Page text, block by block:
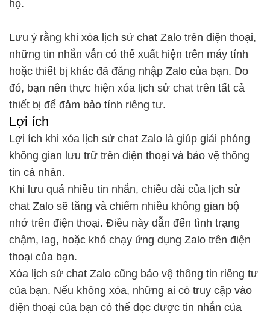
họ.
Lưu ý rằng khi xóa lịch sử chat Zalo trên điện thoại,
những tin nhắn vẫn có thể xuất hiện trên máy tính
hoặc thiết bị khác đã đăng nhập Zalo của bạn. Do
đó, bạn nên thực hiện xóa lịch sử chat trên tất cả
thiết bị để đảm bảo tính riêng tư.
Lợi ích
Lợi ích khi xóa lịch sử chat Zalo là giúp giải phóng
không gian lưu trữ trên điện thoại và bảo vệ thông
tin cá nhân.
Khi lưu quá nhiều tin nhắn, chiều dài của lịch sử
chat Zalo sẽ tăng và chiếm nhiều không gian bộ
nhớ trên điện thoại. Điều này dẫn đến tình trạng
chậm, lag, hoặc khó chạy ứng dụng Zalo trên điện
thoại của bạn.
Xóa lịch sử chat Zalo cũng bảo vệ thông tin riêng tư
của bạn. Nếu không xóa, những ai có truy cập vào
điện thoại của bạn có thể đọc được tin nhắn của